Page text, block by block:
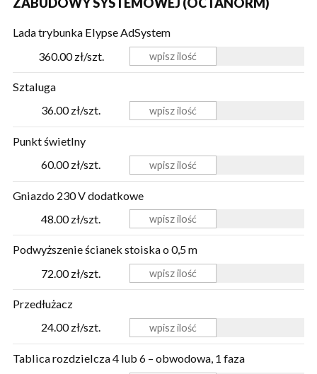
ZABUDOWY SYSTEMOWEJ (OCTANORM)
Lada trybunka Elypse AdSystem
360.00 zł/szt.
Sztaluga
36.00 zł/szt.
Punkt świetlny
60.00 zł/szt.
Gniazdo 230 V dodatkowe
48.00 zł/szt.
Podwyższenie ścianek stoiska o 0,5 m
72.00 zł/szt.
Przedłużacz
24.00 zł/szt.
Tablica rozdzielcza 4 lub 6 – obwodowa, 1 faza